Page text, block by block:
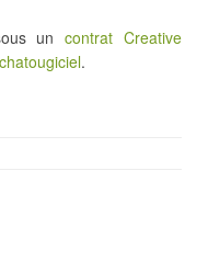
uncontrat Creative
.